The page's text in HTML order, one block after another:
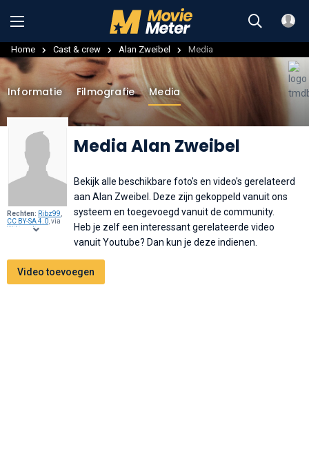
Home Cast & crew Alan Zweibel Media
Rechten: Ribz99,
CC BY-SA 4.0, via
Wikimedia
Media Alan Zweibel
Informatie Filmografie Media
Bekijk alle beschikbare foto's en video's gerelateerd
aan Alan Zweibel. Deze zijn gekoppeld vanuit ons
systeem en toegevoegd vanuit de community.
Heb je zelf een interessant gerelateerde video
vanuit Youtube? Dan kun je deze indienen.
Video toevoegen